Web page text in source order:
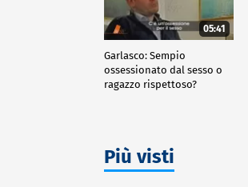
05:41
Garlasco: Sempio
ossessionato dal sesso o
ragazzo rispettoso?
Più visti